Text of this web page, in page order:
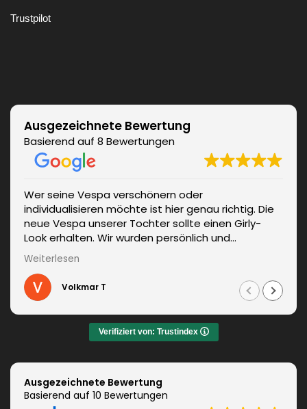
Trustpilot
Ausgezeichnete Bewertung
Basierend auf 8 Bewertungen
Wer seine Vespa verschönern oder
individualisieren möchte ist hier genau richtig. Die
neue Vespa unserer Tochter sollte einen Girly-
Look erhalten. Wir wurden persönlich und
kompetent beraten. Die Lieferung erfolgte
unverzüglich. Weitere Änderungen waren auch kein
Problem und wurden sofort umgesetzt.
Informationen zum fachgerechten Anbringen sind
Das Ergebnis war jeden Euro wert. Vielen Dank!
Weiterlesen
Volkmar T
Verifiziert von: Trustindex
Ausgezeichnete Bewertung
Basierend auf 10 Bewertungen